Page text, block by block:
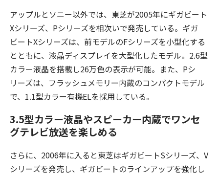
アップルとソニー以外では、東芝が2005年にギガビート
Xシリーズ、Pシリーズを相次いで発売している。ギガ
ビートXシリーズは、前モデルのFシリーズを小型化する
とともに、液晶ディスプレイを大型化したモデル。2.6型
カラー液晶を搭載し26万色の表示が可能。また、Pシ
リーズは、フラッシュメモリー内蔵のコンパクトモデル
で、1.1型カラー有機ELを採用している。
3.5型カラー液晶やスピーカー内蔵でワンセ
グテレビ放送を楽しめる
さらに、2006年に入ると東芝はギガビートSシリーズ、V
シリーズを発売し、ギガビートのラインアップを強化し